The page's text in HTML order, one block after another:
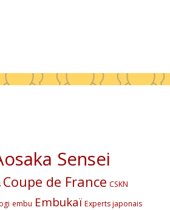
Sensei
Coupe de France CSKN
embu Embukaï Experts japonais